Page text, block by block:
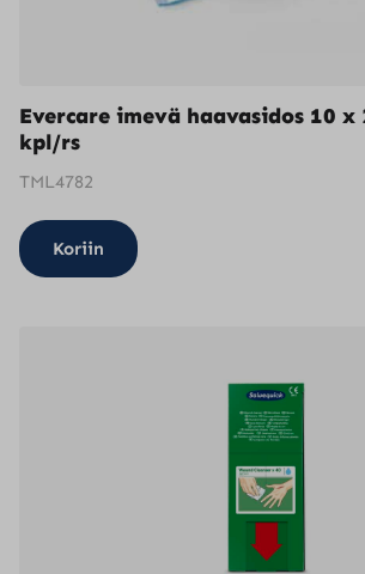
Evercare imevä haavasidos 10 x
kpl/rs
TML4782
Koriin